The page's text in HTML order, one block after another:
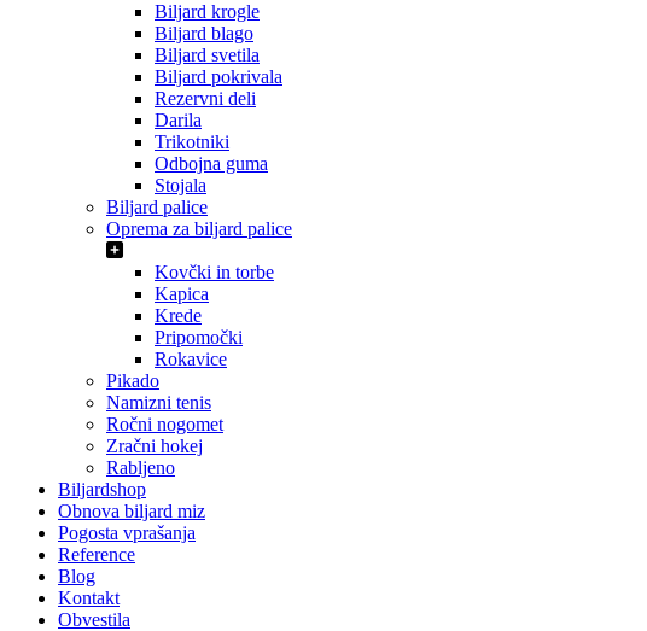
Biljard krogle
Biljard blago
Biljard svetila
Biljard pokrivala
Rezervni deli
Darila
Trikotniki
Odbojna guma
Stojala
Biljard palice
Oprema za biljard palice
Kovčki in torbe
Kapica
Krede
Pripomočki
Rokavice
Pikado
Namizni tenis
Ročni nogomet
Zračni hokej
Rabljeno
Biljardshop
Obnova biljard miz
Pogosta vprašanja
Reference
Blog
Kontakt
Obvestila